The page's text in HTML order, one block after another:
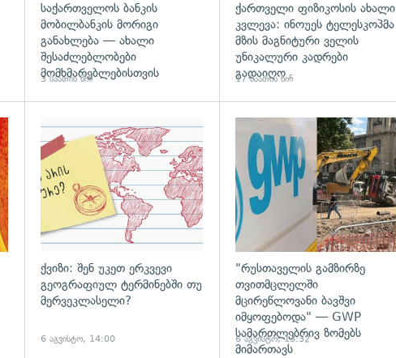
საქართველოს ბანკის
მობილბანკის მორიგი
განახლება — ახალი
შესაძლებლობები
მომხმარებლებისთვის
3 საათის წინ
ქართველი ფიზიკოსის ახალი
კვლევა: ინოუეს ტელესკოპმა
მზის მაგნიტური ველის
უნიკალური კადრები
გადაიღო
17 საათის წინ
გადახედვა
ქვიზი: შენ უკეთ ერკვევი
გეოგრაფიულ ტერმინებში თუ
მერვეკლასელი?
6 აგვისტო, 14:00
"რუსთაველის გამზირზე
თვითმცლელში
მცირეწლოვანი ბავშვი
იმყოფებოდა" — GWP
სამართლებრივ ზომებს
მიმართავს
6 აგვისტო, 13:32